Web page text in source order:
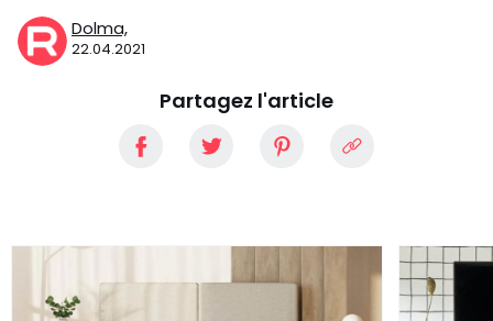
Dolma,
22.04.2021
Partagez l'article